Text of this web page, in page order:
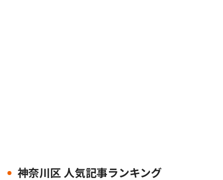
神奈川区 人気記事ランキング